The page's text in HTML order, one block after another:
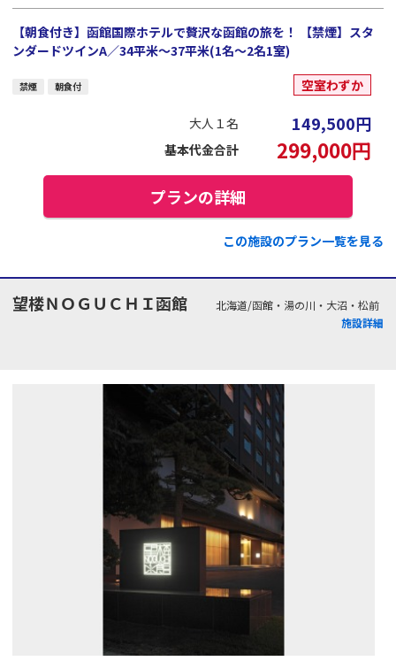
【朝食付き】函館国際ホテルで贅沢な函館の旅を！ 【禁煙】スタ
ンダードツインA／34平米～37平米(1名～2名1室)
禁煙 朝食付 空室わずか
大人１名 149,500円
基本代金合計 299,000円
プランの詳細
この施設のプラン一覧を見る
望楼ＮＯＧＵＣＨＩ函館
北海道/函館・湯の川・大沼・松前
施設詳細